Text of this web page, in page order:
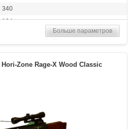
340
104
20
Развлечение, охота
Больше параметров
Zone Rage-X Wood Classic